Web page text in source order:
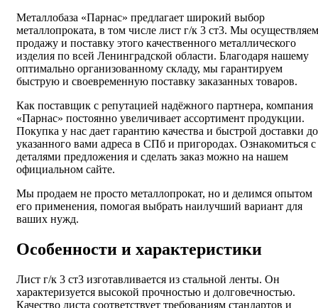
Металлобаза «Парнас» предлагает широкий выбор
металлопроката, в том числе лист г/к 3 ст3. Мы осуществляем
продажу и поставку этого качественного металлического
изделия по всей Ленинградской области. Благодаря нашему
оптимально организованному складу, мы гарантируем
быструю и своевременную поставку заказанных товаров.
Как поставщик с репутацией надёжного партнера, компания
«Парнас» постоянно увеличивает ассортимент продукции.
Покупка у нас дает гарантию качества и быстрой доставки до
указанного вами адреса в СПб и пригородах. Ознакомиться с
деталями предложения и сделать заказ можно на нашем
официальном сайте.
Мы продаем не просто металлопрокат, но и делимся опытом
его применения, помогая выбрать наилучший вариант для
ваших нужд.
Особенности и характеристики
Лист г/к 3 ст3 изготавливается из стальной ленты. Он
характеризуется высокой прочностью и долговечностью.
Качество листа соответствует требованиям стандартов и